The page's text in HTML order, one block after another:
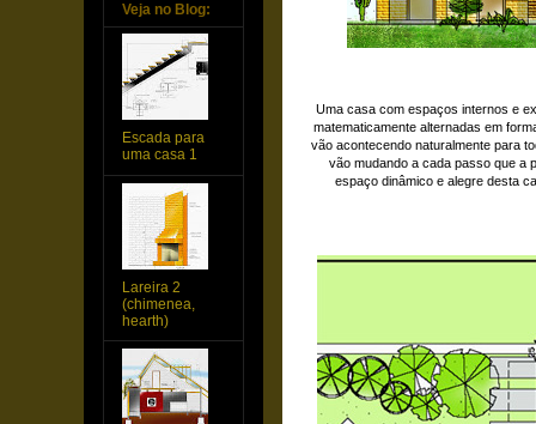
Uma casa com espaços internos e
matematicamente alternadas em
vão acontecendo naturalmente para
vão mudando a cada passo que a
espaço dinâmico e alegre desta
Veja no Blog:
Escada para
uma casa 1
Lareira 2
(chimenea,
hearth)